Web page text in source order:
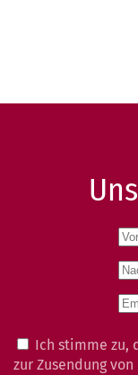
Ich stimme zu,
zur Zusendung